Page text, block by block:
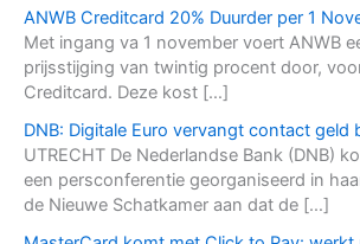
ANWB Creditcard 20% Duurder per 1
Met ingang va 1 november voert ANWB
prijsstijging van twintig procent door,
Creditcard. Deze kost […]
DNB: Digitale Euro vervangt contact geld
UTRECHT De Nederlandse Bank (DNB)
een persconferentie georganiseerd in
de Nieuwe Schatkamer aan dat de […]